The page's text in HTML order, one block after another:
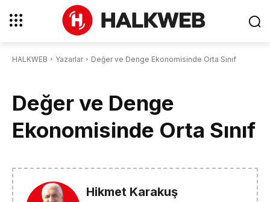
HALKWEB Yazarlar Değer ve Denge Ekonomisinde Orta Sınıf
Değer ve Denge
Ekonomisinde Orta Sınıf
Hikmet Karakuş